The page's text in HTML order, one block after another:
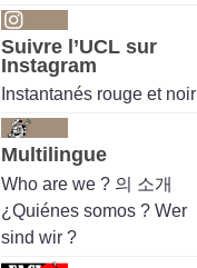
Suivre l’UCL sur
Instagram
Instantanés rouge et noir
Multilingue
Who are we ? 의 소개
¿Quiénes somos ? Wer
sind wir ?